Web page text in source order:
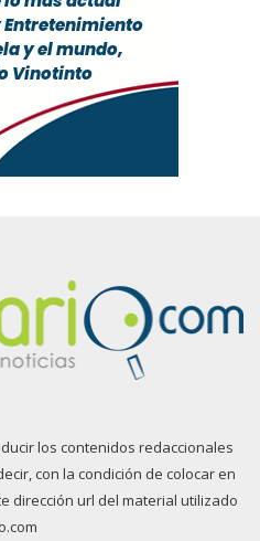
los contenidos redaccionales
con la condición de colocar en
dirección url del material utilizado